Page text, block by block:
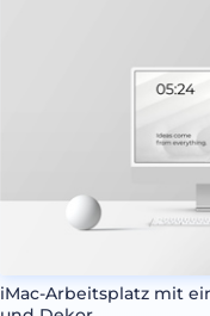
iMac-Arbeitsplatz mit